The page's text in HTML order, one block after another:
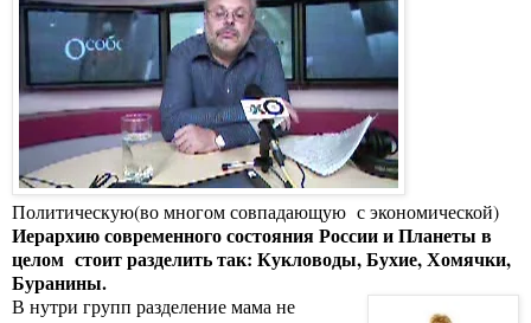
Политическую(во многом совпадающую с экономической)
Иерархию современного состояния России и Планеты в
целом стоит разделить так: Кукловоды, Бухие, Хомячки,
Буранины.
В нутри групп разделение мама не